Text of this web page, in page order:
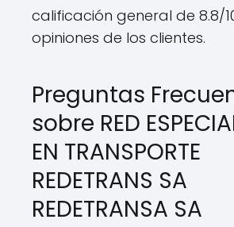
calificación general de 8.8/
opiniones de los clientes.
Preguntas
sobre RED
EN TRANSPORTE
REDETRANS SA
REDETRANSA SA